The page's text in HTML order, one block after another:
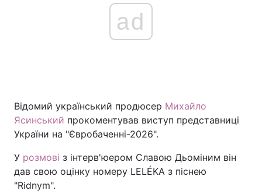
ad
Відомий український продюсер Михайло
Ясинський прокоментував виступ представниці
України на "Євробаченні-2026".
У розмові з інтерв'юером Славою Дьоміним він
дав свою оцінку номеру LELÉKA з піснею
"Ridnym".